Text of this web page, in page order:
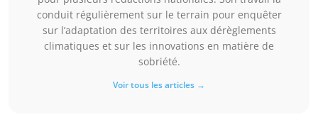
conduit régulièrement sur le terrain pour enquêter
sur l’adaptation des territoires aux dérèglements
climatiques et sur les innovations en matière de
sobriété.
Voir tous les articles →